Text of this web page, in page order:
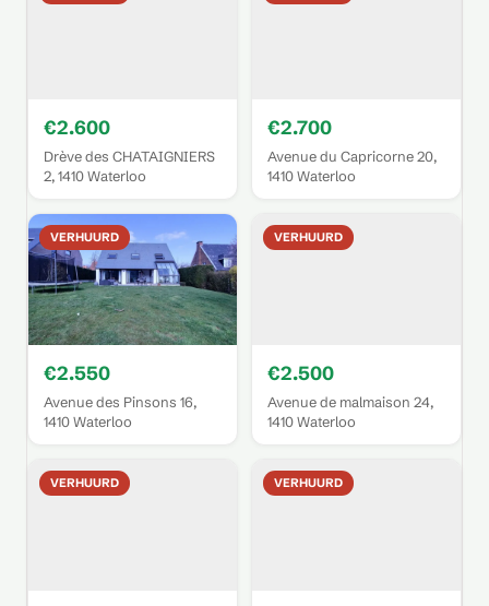
€2.600
Drève des CHATAIGNIERS
2, 1410 Waterloo
€2.700
Avenue du Capricorne 20,
1410 Waterloo
VERHUURD
€2.550
Avenue des Pinsons 16,
1410 Waterloo
VERHUURD
€2.500
Avenue de malmaison 24,
1410 Waterloo
VERHUURD VERHUURD